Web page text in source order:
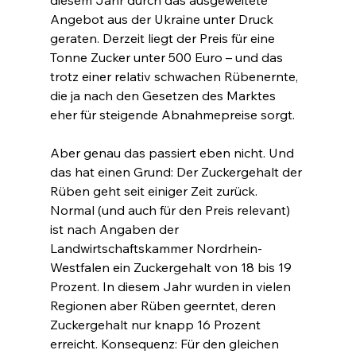
Angebot aus der Ukraine unter Druck
geraten. Derzeit liegt der Preis für eine
Tonne Zucker unter 500 Euro – und das
trotz einer relativ schwachen Rübenernte,
die ja nach den Gesetzen des Marktes
eher für steigende Abnahmepreise sorgt.
Aber genau das passiert eben nicht. Und
das hat einen Grund: Der Zuckergehalt der
Rüben geht seit einiger Zeit zurück.
Normal (und auch für den Preis relevant)
ist nach Angaben der
Landwirtschaftskammer Nordrhein-
Westfalen ein Zuckergehalt von 18 bis 19
Prozent. In diesem Jahr wurden in vielen
Regionen aber Rüben geerntet, deren
Zuckergehalt nur knapp 16 Prozent
erreicht. Konsequenz: Für den gleichen